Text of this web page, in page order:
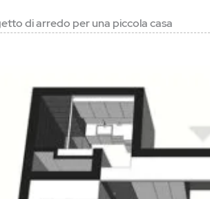
di arredo per una piccola casa